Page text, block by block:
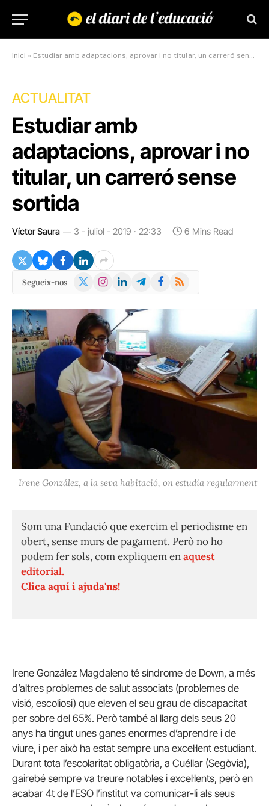
Inici » Estudiar amb adaptacions, aprovar i no titular, un carreró sense sortida
ACTUALITAT
Estudiar amb
adaptacions, aprovar i no
titular, un carreró sense
sortida
Víctor Saura 3 - juliol - 2019 · 22:33 6 Mins Read
Segueix-nos
X
Instagram
LinkedInTelegramFacebook
RSS
Irene González, a la seva habitació, on estudia regularment
Som una Fundació que exercim el periodisme en
obert, sense murs de pagament. Però no ho
podem fer sols, com expliquem enaquest
editorial.
Clica aquí i ajuda'ns!
Irene González Magdaleno té síndrome de Down, a més
d’altres problemes de salut associats (problemes de
visió, escoliosi) que eleven el seu grau de discapacitat
per sobre del 65%. Però també al llarg dels seus 20
anys ha tingut unes ganes enormes d’aprendre i de
viure, i per això ha estat sempre una excel·lent estudiant.
Durant tota l’escolaritat obligatòria, a Cuéllar (Segòvia),
gairebé sempre va treure notables i excel·lents, però en
acabar 4t de l’ESO l’institut va comunicar-li als seus